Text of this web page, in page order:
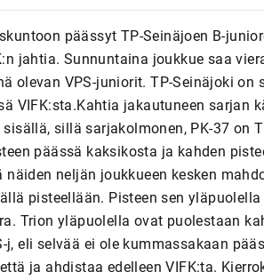
päässyt TP-Seinäjoen B-
jahtia. Sunnuntaina joukkue saa
olevan VPS-juniorit. TP-Seinäjoki
VIFK:sta.Kahtia jakautuneen sarjan
sillä sarjakolmonen, PK-37 on
päässä kaksikosta ja kahden
neljän joukkueen kesken
pisteellään. Pisteen sen
Trion yläpuolella ovat puolestaan
j, eli selvää ei ole kummassakaan
ja ahdistaa edelleen VIFK:ta.